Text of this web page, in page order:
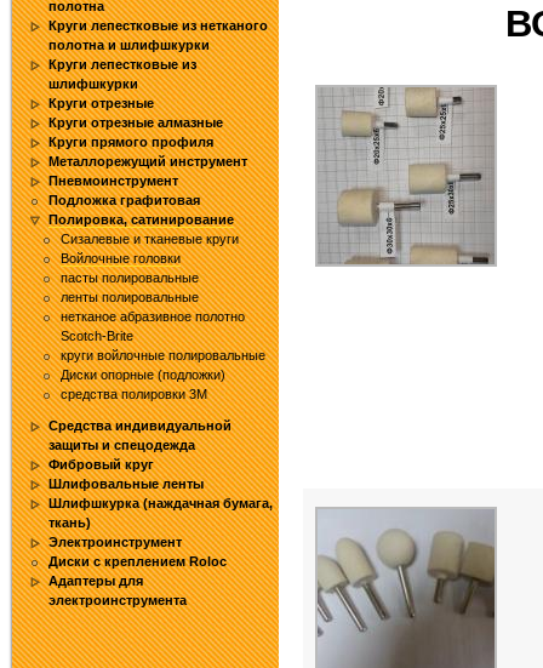
полотна
Круги лепестковые из нетканого
полотна и шлифшкурки
Круги лепестковые из
шлифшкурки
Круги отрезные
Круги отрезные алмазные
Круги прямого профиля
Металлорежущий инструмент
Пневмоинструмент
Подложка графитовая
Полировка, сатинирование
Сизалевые и тканевые круги
Войлочные головки
пасты полировальные
ленты полировальные
нетканое абразивное полотно
Sсotch-Brite
круги войлочные полировальные
Диски опорные (подложки)
средства полировки 3М
Средства индивидуальной
защиты и спецодежда
Фибровый круг
Шлифовальные ленты
Шлифшкурка (наждачная бумага,
ткань)
Электроинструмент
Диски с креплением Roloc
Адаптеры для
электроинструмента